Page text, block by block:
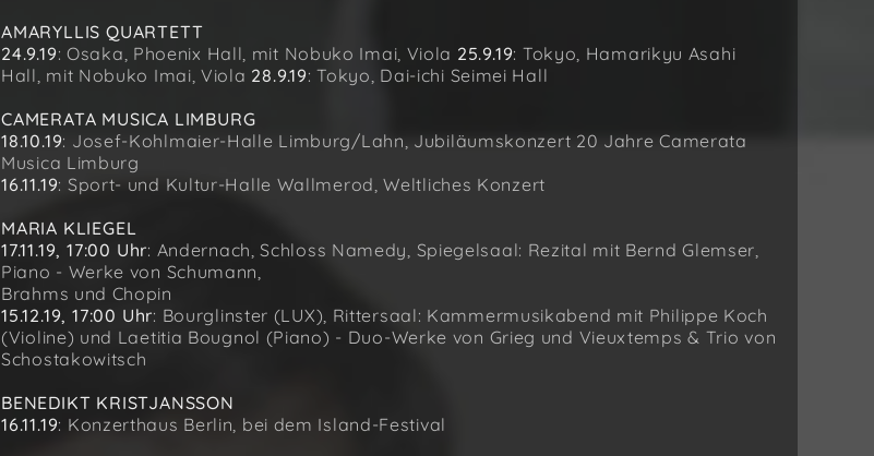
AMARYLLIS QUARTETT
24.9.19: Osaka, Phoenix Hall, mit Nobuko Imai, Viola 25.9.19: Tokyo, Hamarikyu Asahi
Hall, mit Nobuko Imai, Viola 28.9.19: Tokyo, Dai-ichi Seimei Hall
CAMERATA MUSICA LIMBURG
18.10.19: Josef-Kohlmaier-Halle Limburg/Lahn, Jubiläumskonzert 20 Jahre Camerata
Musica Limburg
16.11.19: Sport- und Kultur-Halle Wallmerod, Weltliches Konzert
MARIA KLIEGEL
17.11.19, 17:00 Uhr: Andernach, Schloss Namedy, Spiegelsaal: Rezital mit Bernd Glemser,
Piano - Werke von Schumann,
Brahms und Chopin
15.12.19, 17:00 Uhr: Bourglinster (LUX), Rittersaal: Kammermusikabend mit Philippe Koch
(Violine) und Laetitia Bougnol (Piano) - Duo-Werke von Grieg und Vieuxtemps & Trio von
Schostakowitsch
BENEDIKT KRISTJANSSON
16.11.19: Konzerthaus Berlin, bei dem Island-Festival